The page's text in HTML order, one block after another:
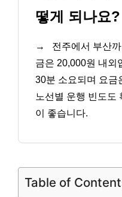
떻게 되나요?
→
전주에서 부산
금은 20,000원 내외
30분 소요되며 요금
노선별 운행 빈도도
이 좋습니다.
Table of